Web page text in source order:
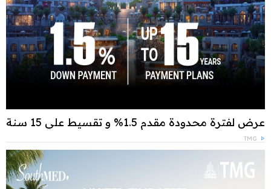
عرض لفترة محدودة مقدم 1.5% و تقسيط علي 15 سنة
TMG